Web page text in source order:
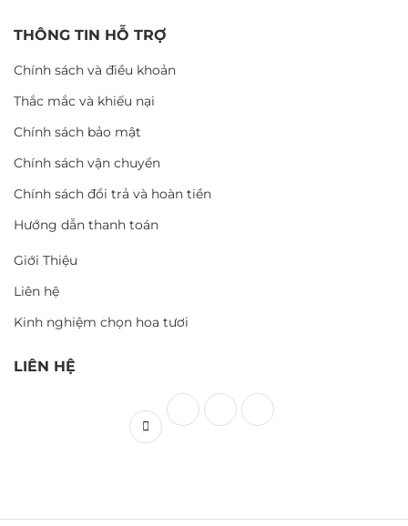
THÔNG TIN HỖ TRỢ
Chính sách và điều khoản
Thắc mắc và khiếu nại
Chính sách bảo mật
Chính sách vận chuyển
Chính sách đổi trả và hoàn tiền
Hướng dẫn thanh toán
Giới Thiệu
Liên hệ
Kinh nghiệm chọn hoa tươi
LIÊN HỆ